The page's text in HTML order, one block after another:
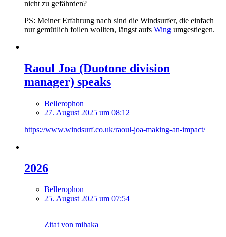
nicht zu gefährden?
PS: Meiner Erfahrung nach sind die Windsurfer, die einfach
nur gemütlich foilen wollten, längst aufs Wing umgestiegen.
Raoul Joa (Duotone division
manager) speaks
Bellerophon
27. August 2025 um 08:12
https://www.windsurf.co.uk/raoul-joa-making-an-impact/
2026
Bellerophon
25. August 2025 um 07:54
Zitat von mihaka